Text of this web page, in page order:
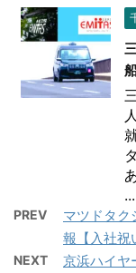
...
PREV
マツドタク
報【入社祝
NEXT
京浜ハイヤ